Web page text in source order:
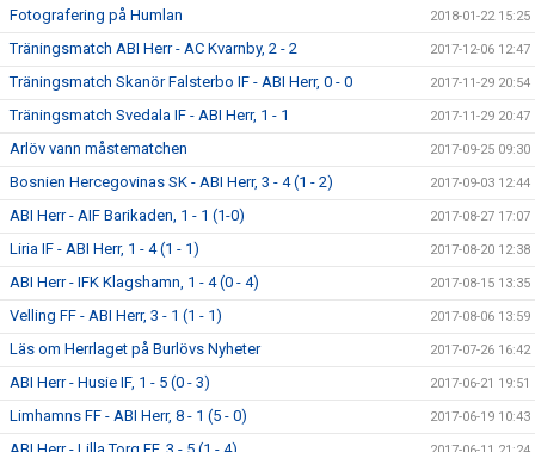
Fotografering på Humlan 2018-01-22 15:25
Träningsmatch ABI Herr - AC Kvarnby, 2 - 2 2017-12-06 12:47
Träningsmatch Skanör Falsterbo IF - ABI Herr, 0 - 0 2017-11-29 20:54
Träningsmatch Svedala IF - ABI Herr, 1 - 1 2017-11-29 20:47
Arlöv vann måstematchen 2017-09-25 09:30
Bosnien Hercegovinas SK - ABI Herr, 3 - 4 (1 - 2) 2017-09-03 12:44
ABI Herr - AIF Barikaden, 1 - 1 (1-0) 2017-08-27 17:07
Liria IF - ABI Herr, 1 - 4 (1 - 1) 2017-08-20 12:38
ABI Herr - IFK Klagshamn, 1 - 4 (0 - 4) 2017-08-15 13:35
Velling FF - ABI Herr, 3 - 1 (1 - 1) 2017-08-06 13:59
Läs om Herrlaget på Burlövs Nyheter 2017-07-26 16:42
ABI Herr - Husie IF, 1 - 5 (0 - 3) 2017-06-21 19:51
Limhamns FF - ABI Herr, 8 - 1 (5 - 0) 2017-06-19 10:43